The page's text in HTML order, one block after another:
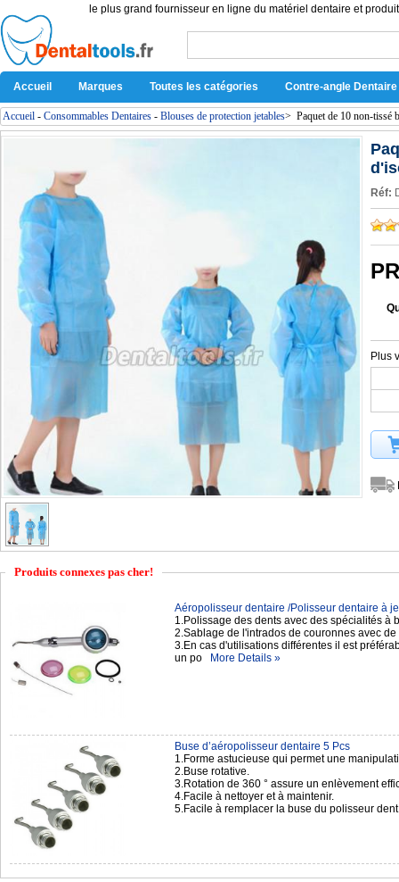
le plus grand fournisseur en ligne du matériel dentaire et
Accueil Marques Toutes les catégories Contre-angle Dentaire
Accueil - Consommables Dentaires - Blouses de protection jetables> Paquet de 10 non-tissé
Réf:
Plus
Produits connexes pas cher!
Aéropolisseur dentaire /Polisseur dentaire à
1.Polissage des dents avec des spécialités à
2.Sablage de l'intrados de couronnes avec
3.En cas d'utilisations différentes il est
un po
More Details »
Buse d’aéropolisseur dentaire 5 Pcs
1.Forme astucieuse qui permet une
2.Buse rotative.
3.Rotation de 360 ° assure un enlèvement
4.Facile à nettoyer et à maintenir.
5.Facile à remplacer la buse du polisseur